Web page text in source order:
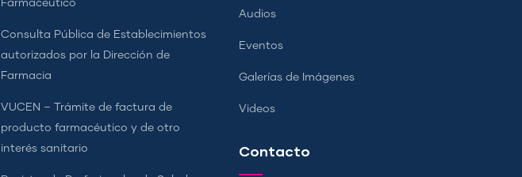
Farmacéutico
Consulta Pública de Establecimientos
autorizados por la Dirección de
Farmacia
VUCEN – Trámite de factura de
producto farmacéutico y de otro
interés sanitario
Audios
Eventos
Galerías de Imágenes
Videos
Contacto